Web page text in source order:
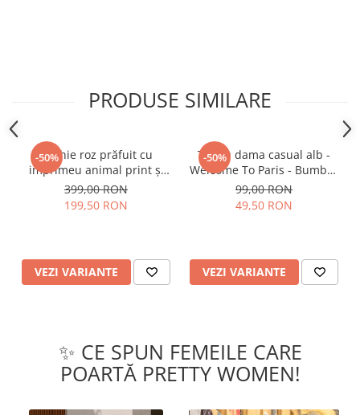
PRODUSE SIMILARE
-50%
Rochie roz prăfuit cu
imprimeu animal print și
curea
399,00 RON
199,50 RON
VEZI VARIANTE
-50%
Tricou dama casual alb -
Welcome To Paris - Bumbac
Organic
99,00 RON
49,50 RON
VEZI VARIANTE
✨ CE SPUN FEMEILE CARE
POARTĂ PRETTY WOMEN!